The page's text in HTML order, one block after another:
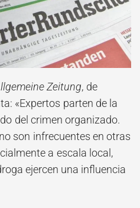
Zeitung, de
«Expertos parten de la
del crimen organizado.
son infrecuentes en otras
a escala local,
ejercen una influencia